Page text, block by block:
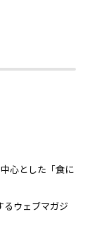
心とした「食に
るウェブマガジ